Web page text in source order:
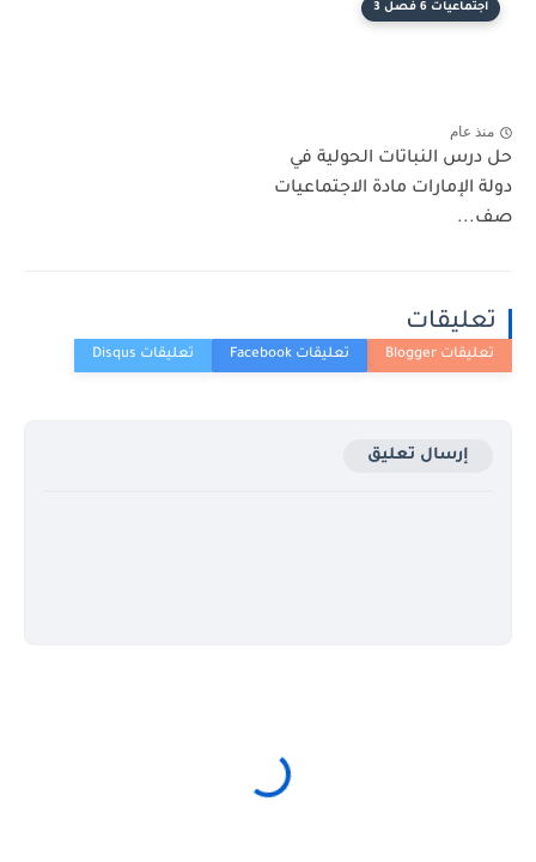
اجتماعيات 6 فصل 3
منذ عام
حل درس النباتات الحولية في
دولة الإمارات مادة الاجتماعيات
صف...
تعليقات
إرسال تعليق